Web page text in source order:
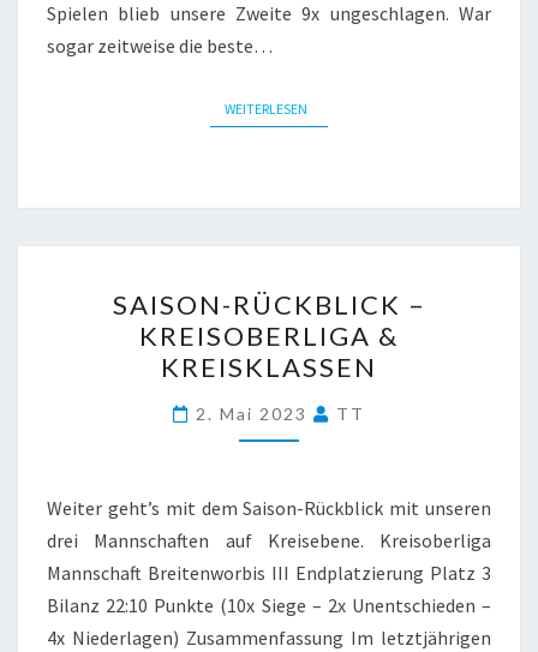
Spielen blieb unsere Zweite 9x ungeschlagen. War
sogar zeitweise die beste…
WEITERLESEN
RÜCKBLICK
–
KREISOBERLIGA
&
KREISKLASSEN
SAISON-RÜCKBLICK –
KREISOBERLIGA &
KREISKLASSEN
2. Mai 2023 TT
Weiter geht’s mit dem Saison-Rückblick mit unseren
drei Mannschaften auf Kreisebene. Kreisoberliga
Mannschaft Breitenworbis III Endplatzierung Platz 3
Bilanz 22:10 Punkte (10x Siege – 2x Unentschieden –
4x Niederlagen) Zusammenfassung Im letztjährigen